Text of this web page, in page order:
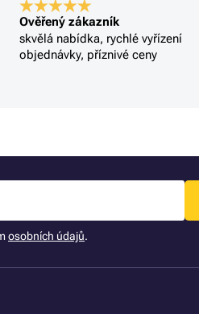
Ověřený zákazník
skvělá nabídka, rychlé vyřízení
objednávky, příznivé ceny
osobních údajů.